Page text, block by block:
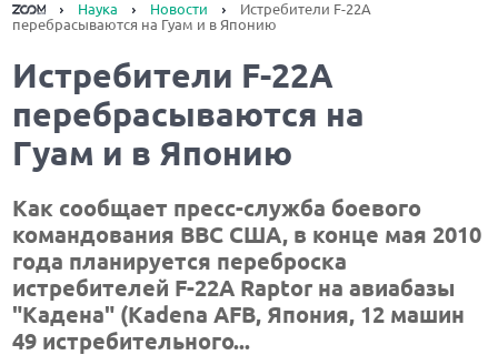
Наука Новости
Истребители F-22A
перебрасываются на Гуам и в Японию
Истребители F-22A
перебрасываются на
Гуам и в Японию
Как сообщает пресс-служба боевого
командования ВВС США, в конце мая 2010
года планируется переброска
истребителей F-22A Raptor на авиабазы
"Кадена" (Kadena AFB, Япония, 12 машин
49 истребительного...